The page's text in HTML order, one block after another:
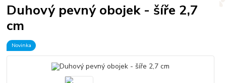
Duhový pevný obojek - šíře 2,7
cm
Novinka